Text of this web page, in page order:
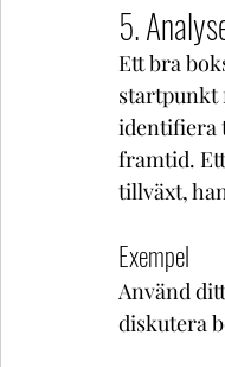
5.
Ett bra
startpunkt
identifiera
framtid.
tillväxt,
Exempel
Använd
diskutera